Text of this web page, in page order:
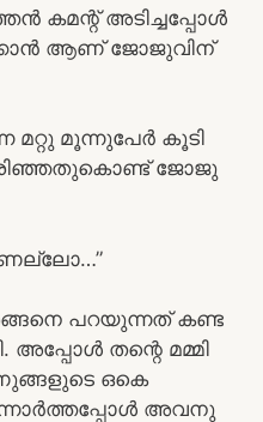
കമന്റ് അടിച്ചപ്പോൾ
ആണ് ജോജുവിന്‌
മറ്റു മൂന്നുപേർ കൂടി
ജോജു
പറയുന്നത് കണ്ട
തന്റെ മമ്മി
ഒകെ
അവനു